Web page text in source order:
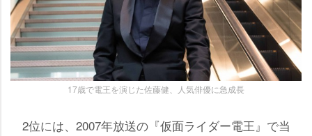
17歳で電王を演じた佐藤健、人気俳優に急成長
2位には、2007年放送の『仮面ライダー電王』で当